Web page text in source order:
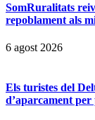
SomRuralitats
repoblament als
6 agost 2026
Els turistes del
d’aparcament